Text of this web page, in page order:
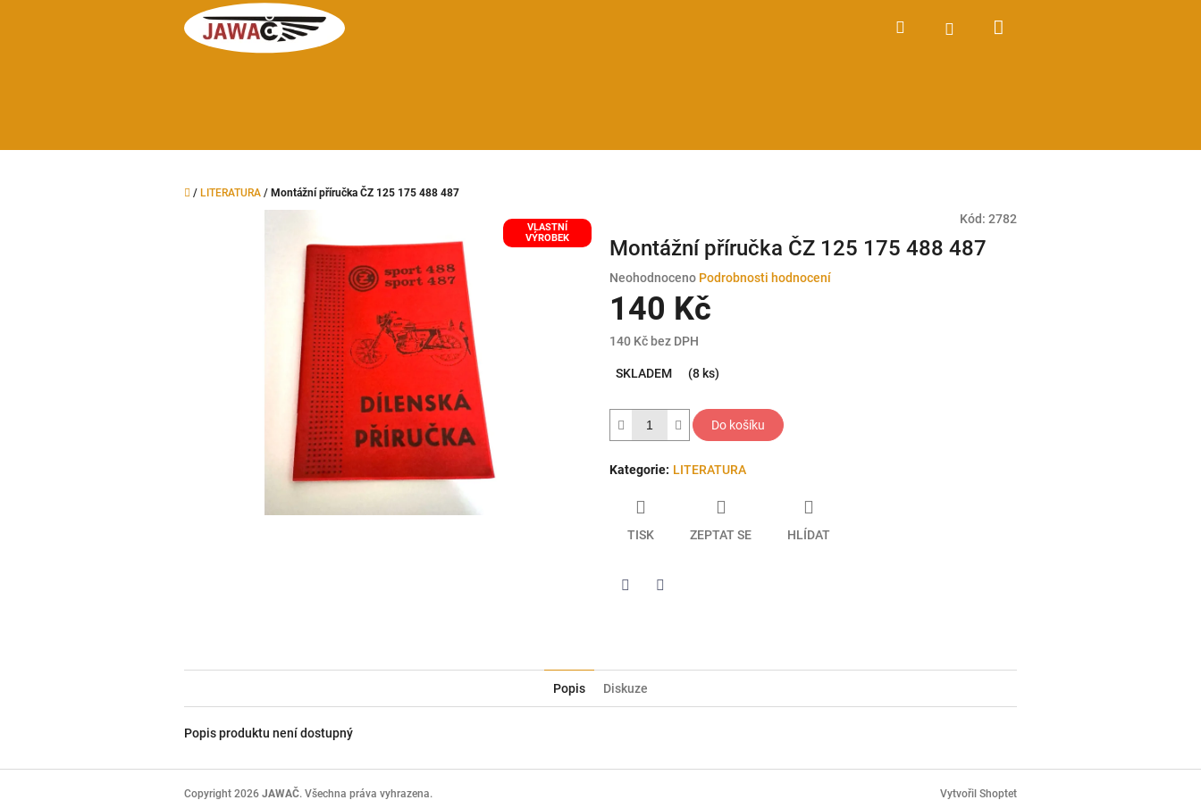
Hledat Přihlášení
Domů
/ LITERATURA / Montážní příručka ČZ 125 175 488 487
VLASTNÍ
VÝROBEK
Kód: 2782
Montážní příručka ČZ 125 175 488 487
Průměrné
hodnocení
produktu
0,0
Neohodnoceno Podrobnosti hodnocení
140 Kč
140 Kč bez DPH
cena:
SKLADEM (8 ks)
Do košíku
Kategorie: LITERATURA
TISK ZEPTAT SE HLÍDAT
Popis Diskuze
Popis produktu není dostupný
Vytvořil Shoptet
Copyright 2026 JAWAČ. Všechna práva vyhrazena.